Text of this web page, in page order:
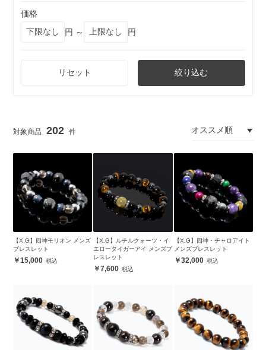
価格
円 ～
円
リセット 絞り込む
202
【X.G】四神モリオン メンズ
ブレスレット
15,000
【X.G】ルチルクォーツ・イ
エロータイガーアイ メンズブ
レスレット
7,600
【X.G】四神・チャロアイト
メンズブレスレット
32,000